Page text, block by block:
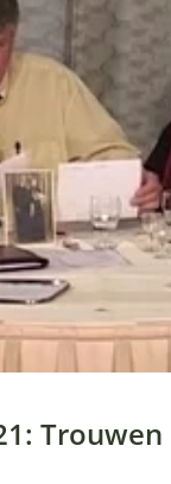
Trouwen